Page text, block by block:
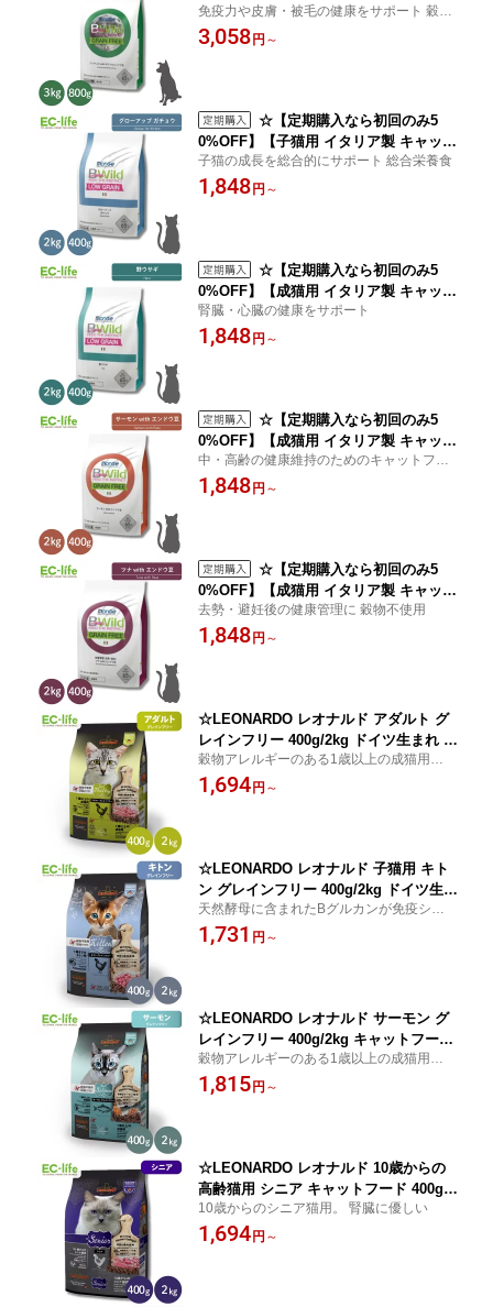
ード 800g/3kg】BWild ビーワイルド ア
ンチョビ with ポテト＆エンドウ豆 1
色料不使用
免疫力や皮膚・被毛の健康をサポート 穀物
不使用 総合栄養食
3,058円 ～
☆【定期購入なら初回のみ5
0%OFF】【子猫用 イタリア製 キャット
フード 400g/2kg】BWild ビーワイルド
グローアップ キトン ガチョウ 離乳期~1
猫
子猫の成長を総合的にサポート 総合栄養食
1,848円 ～
☆【定期購入なら初回のみ5
0%OFF】【成猫用 イタリア製 キャット
フード 400g/2kg】BWild ビーワイルド
野ウサギ 1歳〜 ローグレイン ペットフ
腎臓・心臓の健康をサポート
1,848円 ～
☆【定期購入なら初回のみ5
0%OFF】【成猫用 イタリア製 キャット
フード 400g/2kg】BWild ビーワイルド
サーモン with エンドウ豆 1歳〜 ペット
猫 大型猫
中・高齢の健康維持のためのキャットフー
ド 穀物不使用 総合栄養食
1,848円 ～
☆【定期購入なら初回のみ5
0%OFF】【成猫用 イタリア製 キャット
フード 400g/2kg】BWild ビーワイルド
体重管理（去勢・避妊） ツナ with エン
大型
去勢・避妊後の健康管理に 穀物不使用
1,848円 ～
☆LEONARDO レオナルド アダルト グ
レインフリー 400g/2kg ドイツ生まれ キ
ャットフード ドライフード ペット用 総
合栄養食 チキン 鶏肉 穀物不使用 成猫 1
穀物アレルギーのある1歳以上の成猫用総合
栄養食
1,694円 ～
☆LEONARDO レオナルド 子猫用 キト
ン グレインフリー 400g/2kg ドイツ生ま
れ キャットフード ドライフード ペット
用 総合栄養食 チキン 鶏肉 サバ 魚 穀物
天然酵母に含まれたBグルカンが免疫システ
ムの強化をサポート
1,731 円 ～
☆LEONARDO レオナルド サーモン グ
レインフリー 400g/2kg キャットフード
ドイツ生まれ ドライフード 穀物アレル
ギー 穀物不使用 ペット用 総合栄養食
穀物アレルギーのある1歳以上の成猫用総合
栄養食
1,815円 ～
☆LEONARDO レオナルド 10歳からの
高齢猫用 シニア キャットフード 400g/2
kg ドイツ生まれ ドライフード 腎臓にや
さしい ペット用 総合栄養食 チキン 鶏
10歳からのシニア猫用。 腎臓に優しい
1,694円 ～